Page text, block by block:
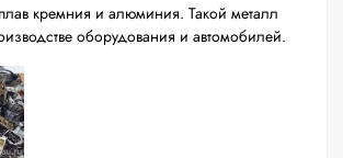
кремния и алюминия. Такой металл
оборудования и автомобилей.